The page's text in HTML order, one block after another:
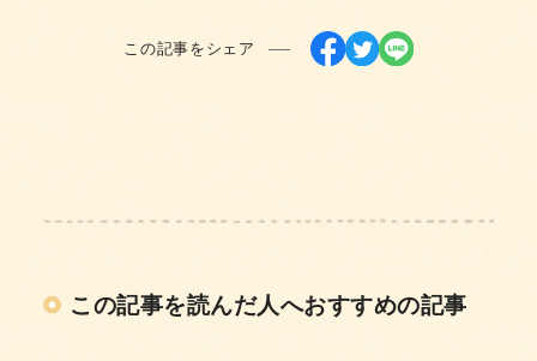
この記事をシェア
この記事を読んだ人へおすすめの記事